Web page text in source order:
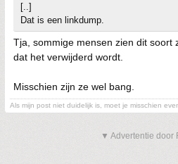
[..]
Dat is een linkdump.
Tja, sommige mensen zien dit soort
dat het verwijderd wordt.
Misschien zijn ze wel bang.
Als mijn post niet duidelijk is, moet je misschien
▼ Advertentie door